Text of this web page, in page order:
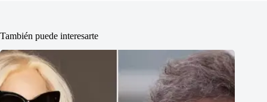
También puede interesarte